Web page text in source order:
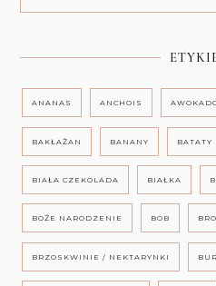
ANANAS ANCHOIS
BAKŁAŻAN BANANY BATATY
BIAŁA CZEKOLADA BIAŁKA
BOŻE NARODZENIE BÓB
BRZOSKWINIE / NEKTARYNKI